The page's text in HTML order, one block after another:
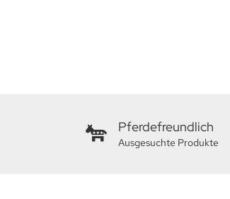
Pferdefreundlich
Ausgesuchte Produkte